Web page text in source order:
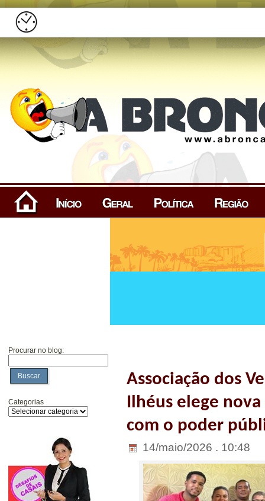
Procurar no blog:
Buscar
Categorias
Associação dos
Ilhéus elege
com o poder
14/maio/2026 . 10:48